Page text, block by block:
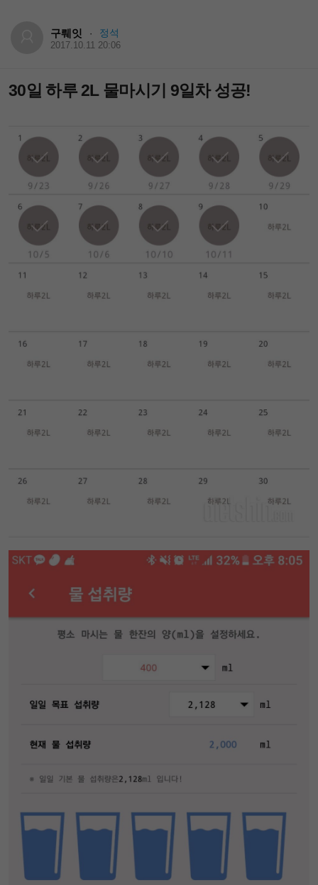
구뤠잇 · 정석
2017.10.11 20:06
30일 하루 2L 물마시기 9일차 성공!